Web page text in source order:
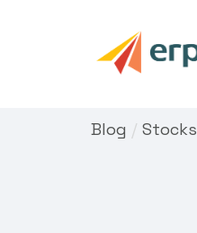
Blog / Stocks